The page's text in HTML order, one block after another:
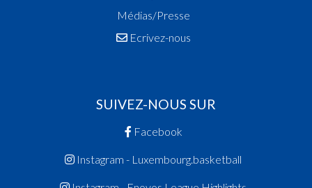
Médias/Presse
Ecrivez-nous
SUIVEZ-NOUS SUR
Facebook
Instagram - Luxembourg.basketball